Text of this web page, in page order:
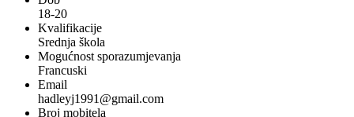
18-20
Kvalifikacije
Srednja škola
Mogućnost sporazumjevanja
Francuski
Email
hadleyj1991@gmail.com
Broj mobitela